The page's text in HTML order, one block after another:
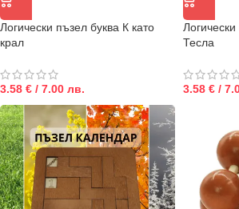
Логически пъзел буква К като
крал
3.58 € / 7.00 лв.
Тесла
3.58 € /